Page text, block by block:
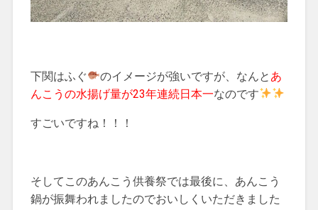
下関はふぐ のイメージが強いですが、なんと あ
んこうの水揚げ量が23年連続日本一なのです
すごいですね！！！
そしてこのあんこう供養祭では最後に、あんこう
鍋が振舞われましたのでおいしくいただきました